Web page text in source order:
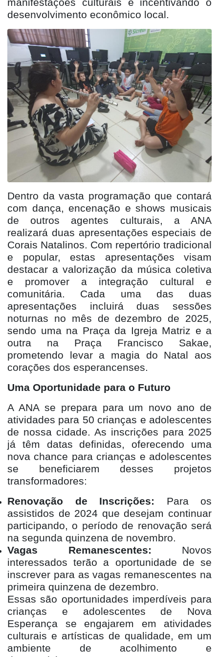
desenvolvimento econômico local.
Dentro da vasta programação que contará
com dança, encenação e shows musicais
de outros agentes culturais, a ANA
realizará duas apresentações especiais de
Corais Natalinos. Com repertório tradicional
e popular, estas apresentações visam
destacar a valorização da música coletiva
e promover a integração cultural e
comunitária. Cada uma das duas
apresentações incluirá duas sessões
noturnas no mês de dezembro de 2025,
sendo uma na Praça da Igreja Matriz e a
outra na Praça Francisco Sakae,
prometendo levar a magia do Natal aos
corações dos esperancenses.
Uma Oportunidade para o Futuro
A ANA se prepara para um novo ano de
atividades para 50 crianças e adolescentes
de nossa cidade. As inscrições para 2025
já têm datas definidas, oferecendo uma
nova chance para crianças e adolescentes
se beneficiarem desses projetos
transformadores:
Renovação de Inscrições: Para os
assistidos de 2024 que desejam continuar
participando, o período de renovação será
na segunda quinzena de novembro.
Vagas Remanescentes: Novos
interessados terão a oportunidade de se
inscrever para as vagas remanescentes na
primeira quinzena de dezembro.
Essas são oportunidades imperdíveis para
crianças e adolescentes de Nova
Esperança se engajarem em atividades
culturais e artísticas de qualidade, em um
ambiente de acolhimento e